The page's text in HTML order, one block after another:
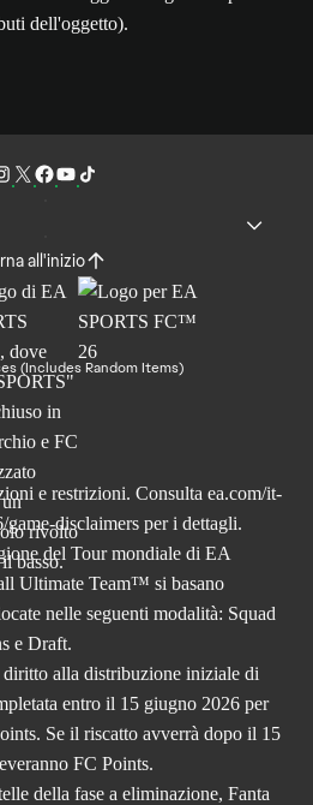
dell'oggetto).
all'inizio
(Includes Random Items)
e restrizioni. Consulta ea.com/it-
/game-disclaimers per i dettagli.
del Tour mondiale di EA
Ultimate Team™ si basano
nelle seguenti modalità: Squad
e Draft.
alla distribuzione iniziale di
entro il 15 giugno 2026 per
Se il riscatto avverrà dopo il 15
FC Points.
della fase a eliminazione, Fanta